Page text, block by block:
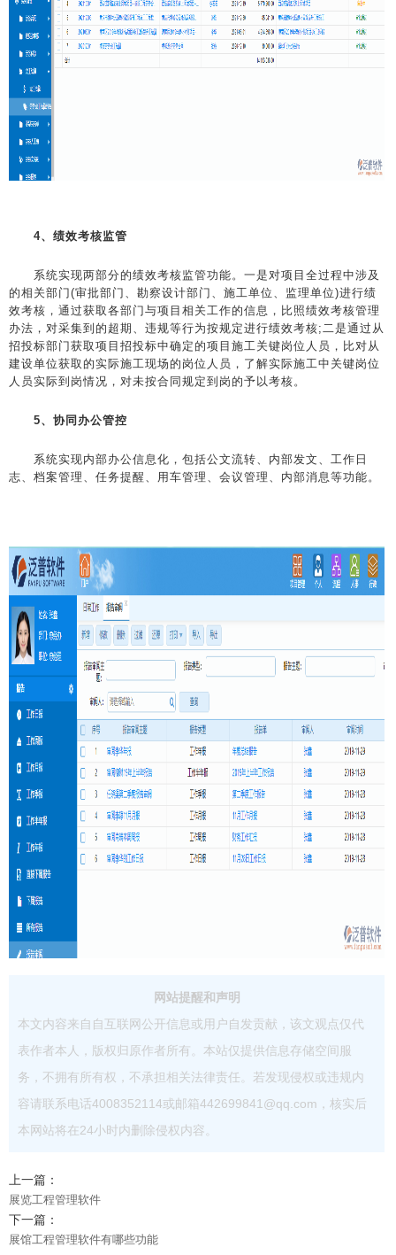
4、绩效考核监管
系统实现两部分的绩效考核监管功能。一是对项目全过程中涉及
的相关部门(审批部门、勘察设计部门、施工单位、监理单位)进行绩
效考核，通过获取各部门与项目相关工作的信息，比照绩效考核管理
办法，对采集到的超期、违规等行为按规定进行绩效考核;二是通过从
招投标部门获取项目招投标中确定的项目施工关键岗位人员，比对从
建设单位获取的实际施工现场的岗位人员，了解实际施工中关键岗位
人员实际到岗情况，对未按合同规定到岗的予以考核。
5、协同办公管控
系统实现内部办公信息化，包括公文流转、内部发文、工作日
志、档案管理、任务提醒、用车管理、会议管理、内部消息等功能。
网站提醒和声明
本文内容来自自互联网公开信息或用户自发贡献，该文观点仅代
表作者本人，版权归原作者所有。本站仅提供信息存储空间服
务，不拥有所有权，不承担相关法律责任。若发现侵权或违规内
容请联系电话4008352114或邮箱442699841@qq.com，核实后
本网站将在24小时内删除侵权内容。
上一篇：
展览工程管理软件
下一篇：
展馆工程管理软件有哪些功能